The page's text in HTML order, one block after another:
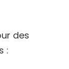
des
: